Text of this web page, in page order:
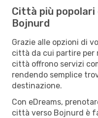
Città più popolari
Bojnurd
Grazie alle opzioni di
città da cui partire per
città offrono servizi
rendendo semplice
destinazione.
Con eDreams,
città verso Bojnurd è